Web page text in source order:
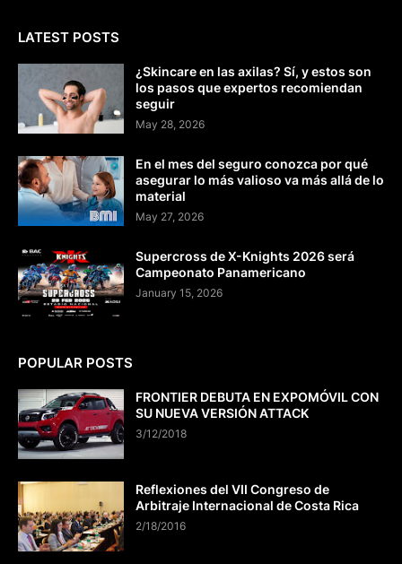
LATEST POSTS
¿Skincare en las axilas? Sí, y estos son
los pasos que expertos recomiendan
seguir
May 28, 2026
En el mes del seguro conozca por qué
asegurar lo más valioso va más allá de lo
material
May 27, 2026
Supercross de X-Knights 2026 será
Campeonato Panamericano
January 15, 2026
POPULAR POSTS
FRONTIER DEBUTA EN EXPOMÓVIL CON
SU NUEVA VERSIÓN ATTACK
3/12/2018
Reflexiones del VII Congreso de
Arbitraje Internacional de Costa Rica
2/18/2016